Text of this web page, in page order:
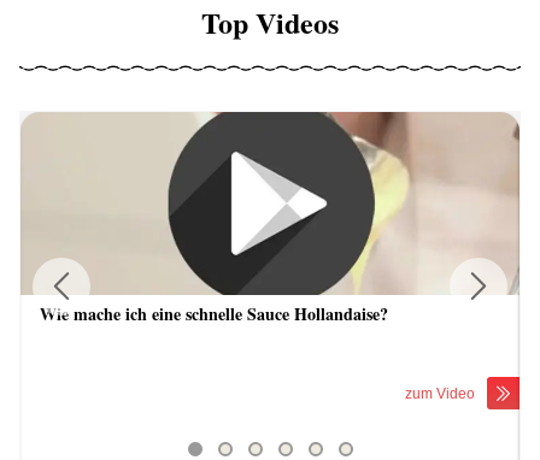
Top Videos
Wie mache ich eine schnelle Sauce Hollandaise?
zum Video
Previous